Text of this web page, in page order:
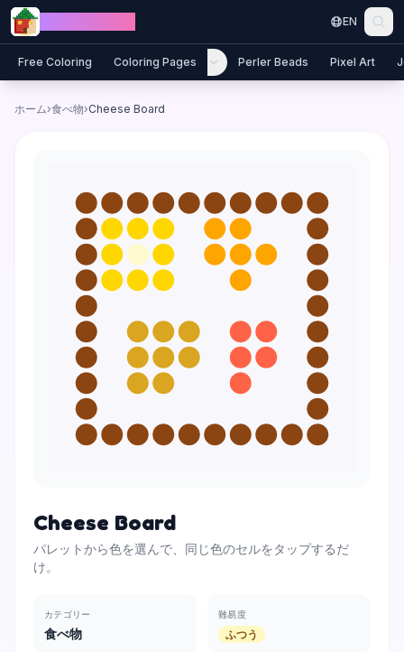
Skip to content
EN
Free Coloring Coloring Pages Perler Beads Pixel Art
ホーム›食べ物›Cheese Board
Cheese Board
パレットから色を選んで、同じ色のセルをタップするだ
け。
カテゴリー
食べ物
難易度
ふつう